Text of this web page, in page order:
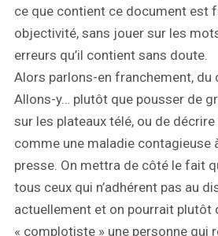
ce que contient ce document est
objectivité, sans jouer sur les
erreurs qu’il contient sans doute.
Alors parlons-en franchement,
Allons-y… plutôt que pousser de
sur les plateaux télé, ou de
comme une maladie contagieuse
presse. On mettra de côté le fait
tous ceux qui n’adhérent pas au
actuellement et on pourrait plutôt
« complotiste » une personne qui